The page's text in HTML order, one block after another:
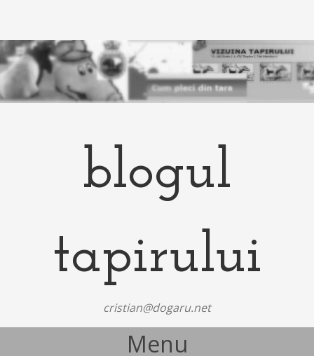
blogul
tapirului
cristian@dogaru.net
Menu